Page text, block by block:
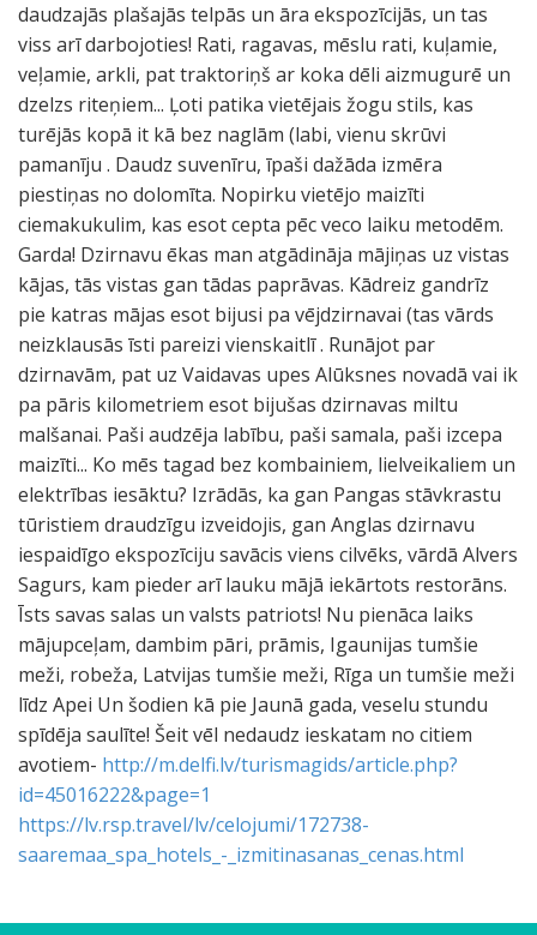
daudzajās plašajās telpās un āra ekspozīcijās, un tas
viss arī darbojoties! Rati, ragavas, mēslu rati, kuļamie,
veļamie, arkli, pat traktoriņš ar koka dēli aizmugurē un
dzelzs riteņiem... Ļoti patika vietējais žogu stils, kas
turējās kopā it kā bez naglām (labi, vienu skrūvi
pamanīju . Daudz suvenīru, īpaši dažāda izmēra
piestiņas no dolomīta. Nopirku vietējo maizīti
ciemakukulim, kas esot cepta pēc veco laiku metodēm.
Garda! Dzirnavu ēkas man atgādināja mājiņas uz vistas
kājas, tās vistas gan tādas paprāvas. Kādreiz gandrīz
pie katras mājas esot bijusi pa vējdzirnavai (tas vārds
neizklausās īsti pareizi vienskaitlī . Runājot par
dzirnavām, pat uz Vaidavas upes Alūksnes novadā vai ik
pa pāris kilometriem esot bijušas dzirnavas miltu
malšanai. Paši audzēja labību, paši samala, paši izcepa
maizīti... Ko mēs tagad bez kombainiem, lielveikaliem un
elektrības iesāktu? Izrādās, ka gan Pangas stāvkrastu
tūristiem draudzīgu izveidojis, gan Anglas dzirnavu
iespaidīgo ekspozīciju savācis viens cilvēks, vārdā Alvers
Sagurs, kam pieder arī lauku mājā iekārtots restorāns.
Īsts savas salas un valsts patriots! Nu pienāca laiks
mājupceļam, dambim pāri, prāmis, Igaunijas tumšie
meži, robeža, Latvijas tumšie meži, Rīga un tumšie meži
līdz Apei Un šodien kā pie Jaunā gada, veselu stundu
spīdēja saulīte! Šeit vēl nedaudz ieskatam no citiem
avotiem- http://m.delfi.lv/turismagids/article.php?
id=45016222&page=1
https://lv.rsp.travel/lv/celojumi/172738-
saaremaa_spa_hotels_-_izmitinasanas_cenas.html